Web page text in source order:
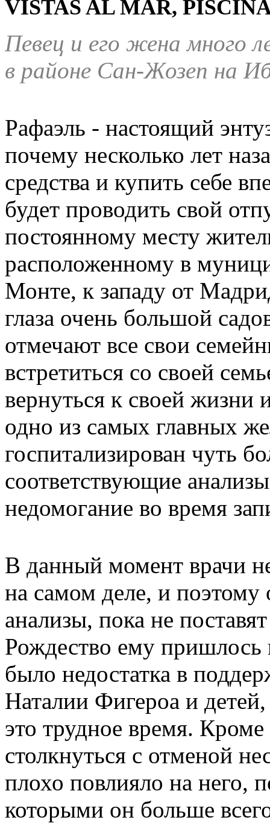
VISTAS AL MAR,
Певец и его жена много
в районе Сан-Жозеп на
Рафаэль - настоящий
почему несколько лет
средства и купить себе
будет проводить свой
постоянному месту
расположенному в
Монте, к западу от
глаза очень большой
отмечают все свои
встретиться со своей
вернуться к своей жизни
одно из самых главных
госпитализирован чуть
соответствующие
недомогание во время
В данный момент врачи
на самом деле, и
анализы, пока не
Рождество ему пришлось
было недостатка в
Наталии Фигероа и
это трудное время.
столкнуться с отменой
плохо повлияло на него,
которыми он больше